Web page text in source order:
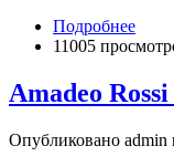
Подробнее
11005
Amadeo Rossi
Опубликовано admin